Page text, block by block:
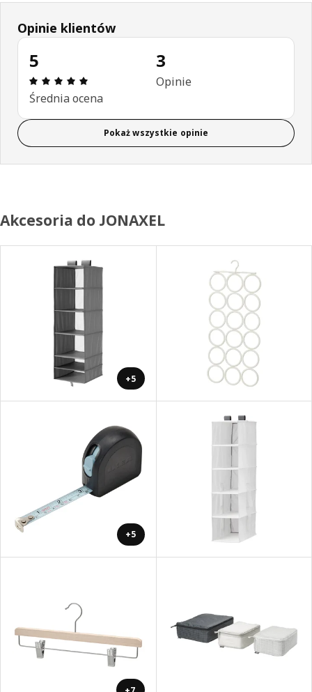
Opinie klientów
5
Opinia: 5 na 5 gwiazdki. Recenzje ogółem: 3
Średnia ocena
3
Opinie
Pokaż wszystkie opinie
Akcesoria do JONAXEL
+5
+5